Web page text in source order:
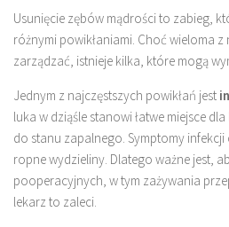
Usunięcie zębów mądrości to zabieg,
różnymi powikłaniami. Choć wieloma
zarządzać, istnieje kilka, które mogą
Jednym z najczęstszych powikłań jest
luka w dziąśle stanowi łatwe miejsce
do stanu zapalnego. Symptomy infekcji
ropne wydzieliny. Dlatego ważne jest,
pooperacyjnych, w tym zażywania
lekarz to zaleci.